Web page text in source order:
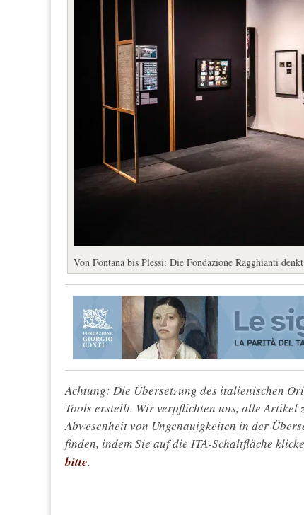
Von Fontana bis Plessi: Die Fondazione Ragghianti
Achtung: Die Übersetzung des italienischen
Tools erstellt. Wir verpflichten uns, alle
Abwesenheit von Ungenauigkeiten in der
finden, indem Sie auf die ITA-Schaltfläche
bitte.